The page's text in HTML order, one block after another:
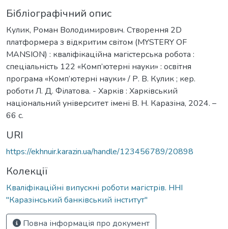
Бібліографічний опис
Кулик, Роман Володимирович. Створення 2D
платформера з відкритим світом (MYSTERY OF
MANSION) : кваліфікаційна магістерська робота :
спеціальність 122 «Комп’ютерні науки» : освітня
програма «Комп’ютерні науки» / Р. В. Кулик ; кер.
роботи Л. Д. Філатова. - Харків : Харківський
національний університет імені В. Н. Каразіна, 2024. –
66 с.
URI
https://ekhnuir.karazin.ua/handle/123456789/20898
Колекції
Кваліфікаційні випускні роботи магістрів. ННІ
"Каразінський банківський інститут"
Повна інформація про документ